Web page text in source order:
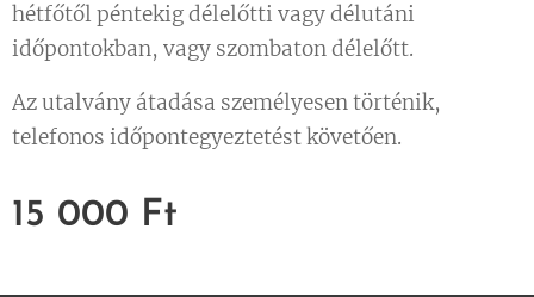
hétfőtől péntekig délelőtti vagy délutáni
időpontokban, vagy szombaton délelőtt.
Az utalvány átadása személyesen történik,
telefonos időpontegyeztetést követően.
15 000 Ft